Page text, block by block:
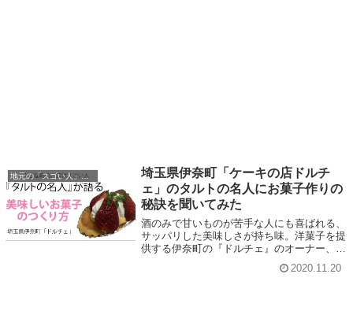
地元の「スゴい人」に聞いてみた
埼玉県伊奈町「ケーキの店ドルチ
ェ」のタルトの名人にお菓子作りの
秘訣を聞いてみた
酒のみで甘いものが苦手な人にも喜ばれる、
サッパリした美味しさが持ち味。洋菓子を提
供する伊奈町の『ドルチェ』のオーナー、南
雲正一さんに「美味しいお菓子の作り方」を
2020.11.20